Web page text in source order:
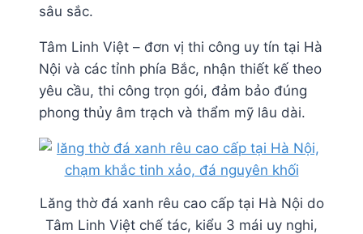
sâu sắc.
Tâm Linh Việt – đơn vị thi công uy tín tại Hà
Nội và các tỉnh phía Bắc, nhận thiết kế theo
yêu cầu, thi công trọn gói, đảm bảo đúng
phong thủy âm trạch và thẩm mỹ lâu dài.
Lăng thờ đá xanh rêu cao cấp tại Hà Nội do
Tâm Linh Việt chế tác, kiểu 3 mái uy nghi,